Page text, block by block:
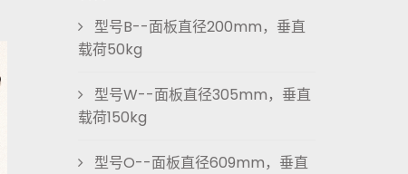
型号B--面板直径200mm，垂直
载荷50kg
型号W--面板直径305mm，垂直
载荷150kg
型号O--面板直径609mm，垂直